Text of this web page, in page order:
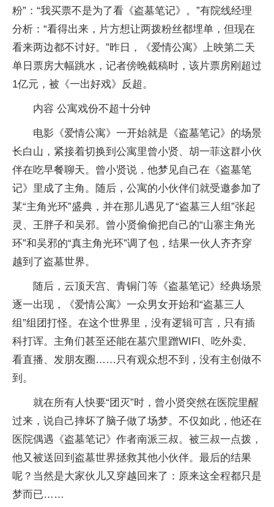
粉”：“我买票不是为了看《盗墓笔记》。”有院线经理
分析：“看得出来，片方想让两拨粉丝都埋单，但现在
看来两边都不讨好。”昨日，《爱情公寓》上映第二天
单日票房大幅跳水，记者傍晚截稿时，该片票房刚超过
1亿元，被《一出好戏》反超。
内容 公寓戏份不超十分钟
电影《爱情公寓》一开始就是《盗墓笔记》的场景
长白山，紧接着切换到公寓里曾小贤、胡一菲这群小伙
伴在吃早餐聊天。曾小贤说，他梦见自己在《盗墓笔
记》里成了主角。随后，公寓的小伙伴们就受邀参加了
某“主角光环”盛典，并在那儿遇见了“盗墓三人组”张起
灵、王胖子和吴邪。曾小贤偷偷把自己的“山寨主角光
环”和吴邪的“真主角光环”调了包，结果一伙人齐齐穿
越到了盗墓世界。
随后，云顶天宫、青铜门等《盗墓笔记》经典场景
逐一出现，《爱情公寓》一众男女开始和“盗墓三人
组”组团打怪。在这个世界里，没有逻辑可言，只有插
科打诨。主角们甚至还能在墓穴里蹭WIFI、吃外卖、
看直播、发朋友圈……只有观众想不到，没有主创做不
到。
就在所有人快要“团灭”时，曾小贤突然在医院里醒
过来，说自己摔坏了脑子做了场梦。不仅如此，他还在
医院偶遇《盗墓笔记》作者南派三叔。被三叔一点拨，
他又被送回到盗墓世界拯救其他小伙伴。最后的结果
呢？当然是大家伙儿又穿越回来了：原来这全程都只是
梦而已……